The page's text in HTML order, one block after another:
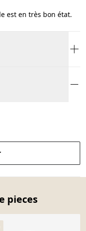
est en très bon état.
pieces